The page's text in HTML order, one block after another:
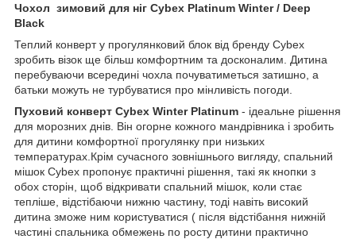
Чохол зимовий для ніг Cybex Platinum Winter / Deep
Black
Теплий конверт у прогулянковий блок від бренду Cybex
зробить візок ще більш комфортним та досконалим. Дитина
перебуваючи всередині чохла почуватиметься затишно, а
батьки можуть не турбуватися про мінливість погоди.
Пуховий конверт Cybex Winter Platinum - ідеальне рішення
для морозних днів. Він огорне кожного мандрівника і зробить
для дитини комфортної прогулянку при низьких
температурах.Крім сучасного зовнішнього вигляду, спальний
мішок Cybex пропонує практичні рішення, такі як кнопки з
обох сторін, щоб відкривати спальний мішок, коли стає
тепліше, відстібаючи нижню частину, тоді навіть високий
дитина зможе ним користуватися ( після відстібання нижній
частині спальника обмежень по росту дитини практично